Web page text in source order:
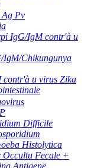
Ag Pv
IgG/IgM contr'à u
IgM/Chikungunya
contr'à u virus Zika
Difficile
Histolytica
Occultu Fecale +
Antigene